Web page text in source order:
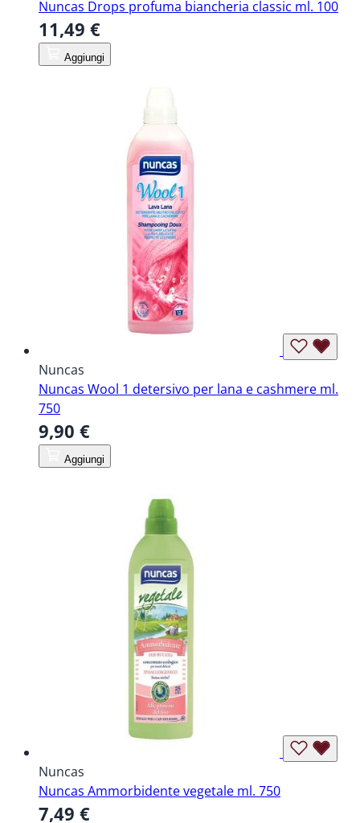
Nuncas Drops profuma biancheria classic ml. 100
11,49 €
Aggiungi
Nuncas
Nuncas Wool 1 detersivo per lana e cashmere ml.
750
9,90 €
Aggiungi
Nuncas
Nuncas Ammorbidente vegetale ml. 750
7,49 €